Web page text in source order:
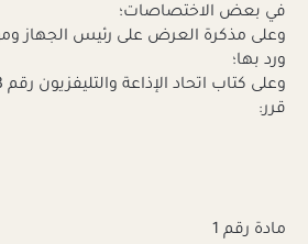
في بعض الاختصاصات؛
وعلى مذكرة العرض على رئيس الجهاز
ورد بها؛
وعلى كتاب اتحاد الإذاعة والتليفزيون رقم 413 المؤرخ 13/12/2007؛
قرر:
مادة رقم 1